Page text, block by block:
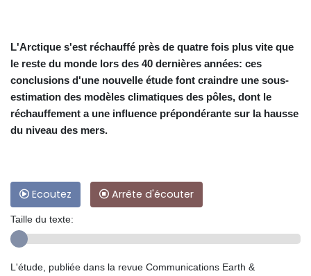
L'Arctique s'est réchauffé près de quatre fois plus vite que
le reste du monde lors des 40 dernières années: ces
conclusions d'une nouvelle étude font craindre une sous-
estimation des modèles climatiques des pôles, dont le
réchauffement a une influence prépondérante sur la hausse
du niveau des mers.
Ecoutez Arrête d'écouter
Taille du texte:
L'étude, publiée dans la revue Communications Earth &